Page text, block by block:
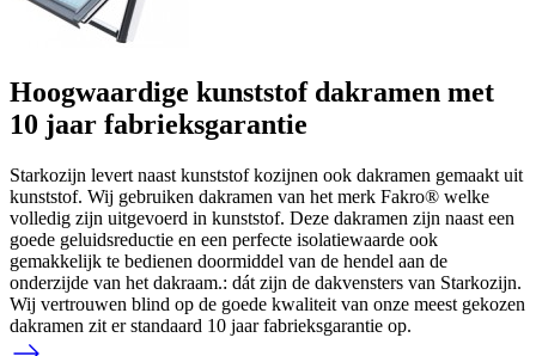
Hoogwaardige kunststof dakramen met
10 jaar fabrieksgarantie
Starkozijn levert naast kunststof kozijnen ook dakramen gemaakt uit
kunststof. Wij gebruiken dakramen van het merk Fakro® welke
volledig zijn uitgevoerd in kunststof. Deze dakramen zijn naast een
goede geluidsreductie en een perfecte isolatiewaarde ook
gemakkelijk te bedienen doormiddel van de hendel aan de
onderzijde van het dakraam.: dát zijn de dakvensters van Starkozijn.
Wij vertrouwen blind op de goede kwaliteit van onze meest gekozen
dakramen zit er standaard 10 jaar fabrieksgarantie op.